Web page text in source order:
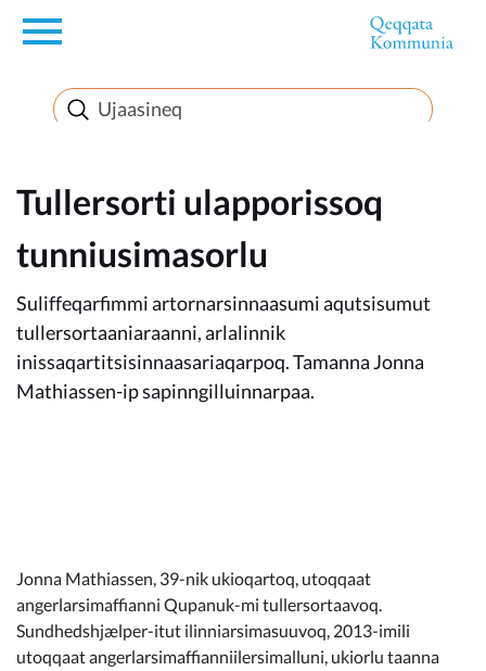
en
Innuttaasunut
Inuussutissarsiorneq
Politikki
Takornariat
Tullersorti ulapporissoq
tunniusimasorlu
Suliffeqarfimmi artornarsinnaasumi aqutsisumut
tullersortaaniaraanni, arlalinnik
inissaqartitsisinnaasariaqarpoq. Tamanna Jonna
Mathiassen-ip sapinngilluinnarpaa.
Jonna Mathiassen, 39-nik ukioqartoq, utoqqaat
angerlarsimaffianni Qupanuk-mi tullersortaavoq.
Sundhedshjælper-itut ilinniarsimasuuvoq, 2013-imili
utoqqaat angerlarsimaffianniilersimalluni, ukiorlu taanna